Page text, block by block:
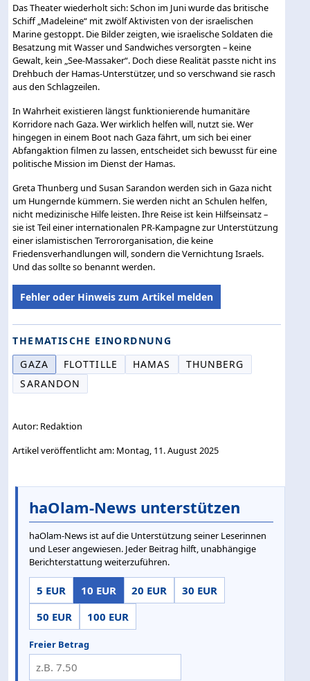
Das Theater wiederholt sich: Schon im Juni wurde das britische
Schiff „Madeleine“ mit zwölf Aktivisten von der israelischen
Marine gestoppt. Die Bilder zeigten, wie israelische Soldaten die
Besatzung mit Wasser und Sandwiches versorgten – keine
Gewalt, kein „See-Massaker“. Doch diese Realität passte nicht ins
Drehbuch der Hamas-Unterstützer, und so verschwand sie rasch
aus den Schlagzeilen.
In Wahrheit existieren längst funktionierende humanitäre
Korridore nach Gaza. Wer wirklich helfen will, nutzt sie. Wer
hingegen in einem Boot nach Gaza fährt, um sich bei einer
Abfangaktion filmen zu lassen, entscheidet sich bewusst für eine
politische Mission im Dienst der Hamas.
Greta Thunberg und Susan Sarandon werden sich in Gaza nicht
um Hungernde kümmern. Sie werden nicht an Schulen helfen,
nicht medizinische Hilfe leisten. Ihre Reise ist kein Hilfseinsatz –
sie ist Teil einer internationalen PR-Kampagne zur Unterstützung
einer islamistischen Terrororganisation, die keine
Friedensverhandlungen will, sondern die Vernichtung Israels.
Und das sollte so benannt werden.
Fehler oder Hinweis zum Artikel melden
THEMATISCHE EINORDNUNG
GAZA
FLOTTILLE HAMAS
THUNBERG
SARANDON
Autor: Redaktion
Artikel veröffentlicht am: Montag, 11. August 2025
haOlam-News unterstützen
haOlam-News ist auf die Unterstützung seiner Leserinnen
und Leser angewiesen. Jeder Beitrag hilft, unabhängige
Berichterstattung weiterzuführen.
5 EUR 10 EUR 20 EUR
30 EUR
50 EUR
100 EUR
Freier Betrag